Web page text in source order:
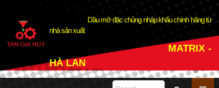
Dầu mỡ đặc chủng nhập khẩu chính hãng từ
nhà sản xuất
MATRIX -
HÀ LAN